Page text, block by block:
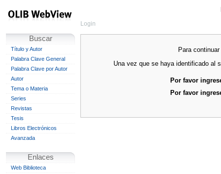
Buscar
Título y Autor
Palabra Clave General
Palabra Clave por Autor
Autor
Tema o Materia
Series
Revistas
Tesis
Libros Electrónicos
Avanzada
Enlaces
Web Biblioteca
Login
Para
Una vez que se haya identificado al
Por favor
Por favor